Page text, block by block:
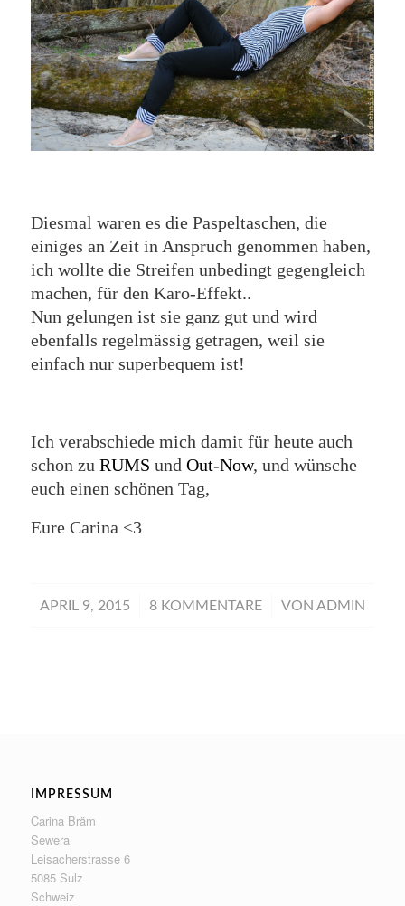
Diesmal waren es die Paspeltaschen, die
einiges an Zeit in Anspruch genommen haben,
ich wollte die Streifen unbedingt gegengleich
machen, für den Karo-Effekt..
Nun gelungen ist sie ganz gut und wird
ebenfalls regelmässig getragen, weil sie
einfach nur superbequem ist!
Ich verabschiede mich damit für heute auch
schon zu RUMS und Out-Now, und wünsche
euch einen schönen Tag,
Eure Carina <3
APRIL 9, 2015
/ 8 KOMMENTARE
/ VON ADMIN
IMPRESSUM
Carina Bräm
Sewera
Leisacherstrasse 6
5085 Sulz
Schweiz